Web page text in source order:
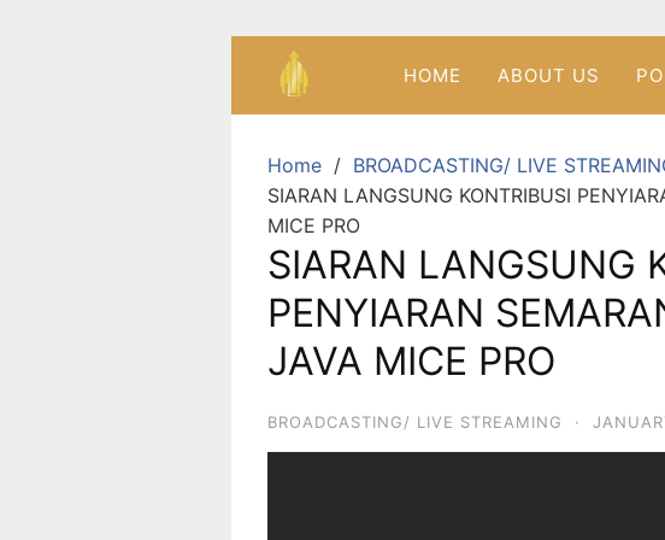
HOME ABOUT US
Home
BROADCASTING/ LIVE
SIARAN LANGSUNG KONTRIBUSI
MICE PRO
SIARAN LANGSUNG
PENYIARAN
JAVA MICE PRO
BROADCASTING/ LIVE STREAMING ·